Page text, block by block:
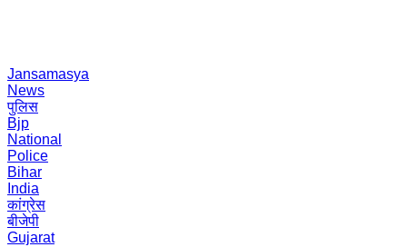
Jansamasya
News
पुलिस
Bjp
National
Police
Bihar
India
कांग्रेस
बीजेपी
Gujarat